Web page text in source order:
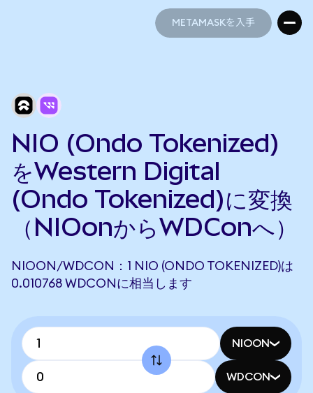
METAMASKを入手
NIO (Ondo Tokenized)
をWestern Digital
(Ondo Tokenized)に変換
（NIOonからWDConへ）
NIOON/WDCON：1 NIO (ONDO TOKENIZED)は
0.010768 WDCONに相当します
NIOON
WDCON